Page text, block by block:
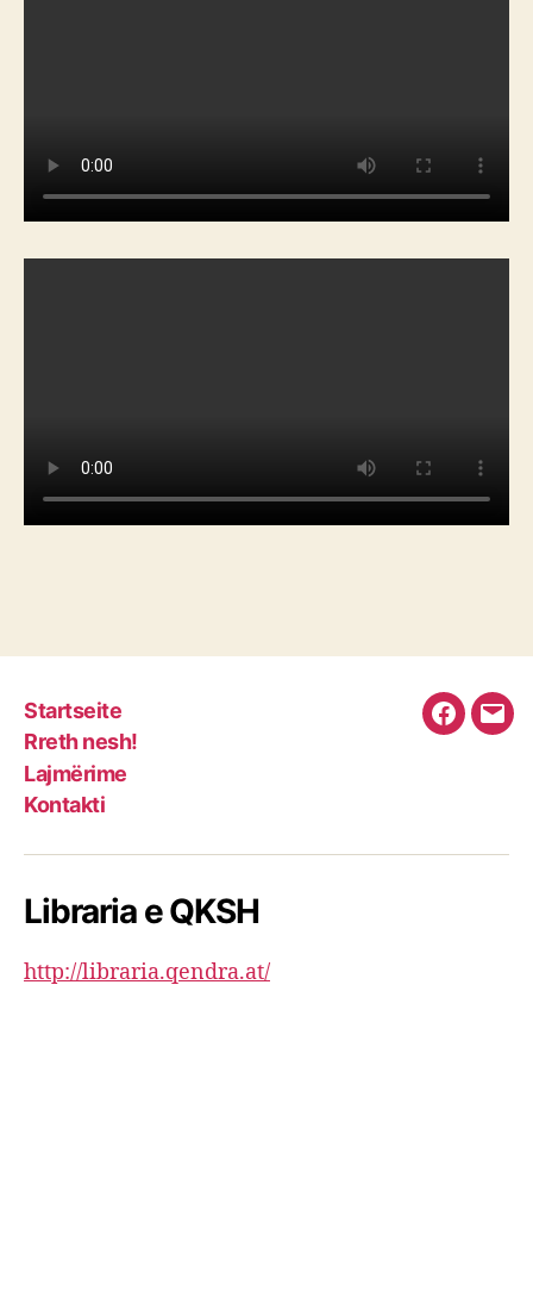
Startseite
Rreth nesh!
Lajmërime
Kontakti
E-
Libraria e QKSH
http://libraria.qendra.at/